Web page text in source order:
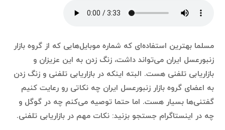
مسلما بهترین استفاده‌ای که شماره موبایل‌هایی که از گروه بازار
زنبورعسل ایران می‌تواند داشت، زنگ زدن به این عزیزان و
بازاریابی تلفنی هست. البته اینکه در بازاریابی تلفنی و زنگ زدن
به اعضای گروه بازار زنبورعسل ایران چه نکاتی رو رعایت کنیم
گفتنی‌ها بسیار هست. اما حتما توصیه می‌کنم چه در گوگل و
چه در اینستاگرام جستجو بزنید: نکات مهم در بازاریابی تلفنی.